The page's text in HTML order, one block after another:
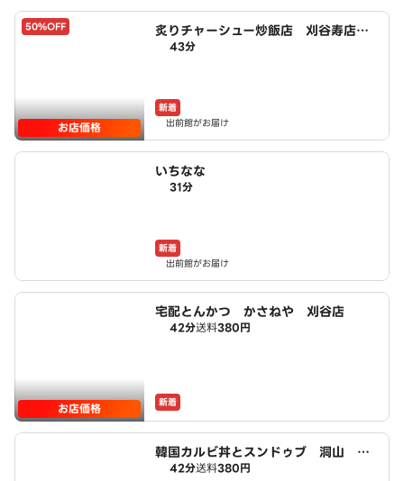
50%OFF
お店価格
炙りチャーシュー炒飯店 刈谷寿店 p
owered by LAWSON
43分
新着
出前館がお届け
いちなな
31分
新着
出前館がお届け
お店価格
宅配とんかつ かさねや 刈谷店
42分送料380円
新着
韓国カルビ丼とスンドゥブ 洞山 刈
谷店
42分送料380円